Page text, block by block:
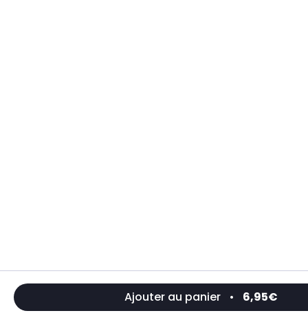
Ajouter au panier • 6,95€